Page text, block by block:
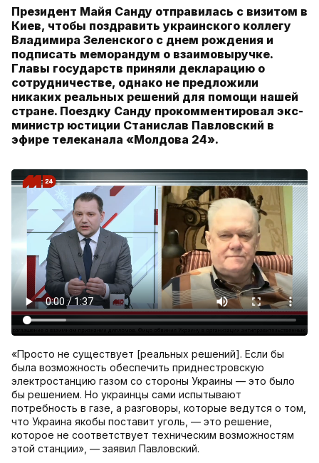
Президент Майя Санду отправилась с визитом в
Киев, чтобы поздравить украинского коллегу
Владимира Зеленского с днем рождения и
подписать меморандум о взаимовыручке.
Главы государств приняли декларацию о
сотрудничестве, однако не предложили
никаких реальных решений для помощи нашей
стране. Поездку Санду прокомментировал экс-
министр юстиции Станислав Павловский в
эфире телеканала «Молдова 24».
«Просто не существует [реальных решений]. Если бы
была возможность обеспечить приднестровскую
электростанцию газом со стороны Украины — это было
бы решением. Но украинцы сами испытывают
потребность в газе, а разговоры, которые ведутся о том,
что Украина якобы поставит уголь, — это решение,
которое не соответствует техническим возможностям
этой станции», — заявил Павловский.